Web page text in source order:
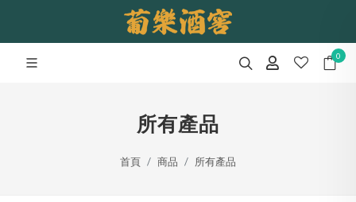
0
所有產品
首頁 商品 所有產品